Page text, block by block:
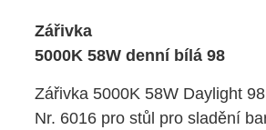
Zářivka
5000K 58W denní bílá 98
Zářivka 5000K 58W Daylight 98
Nr. 6016 pro stůl pro sladění